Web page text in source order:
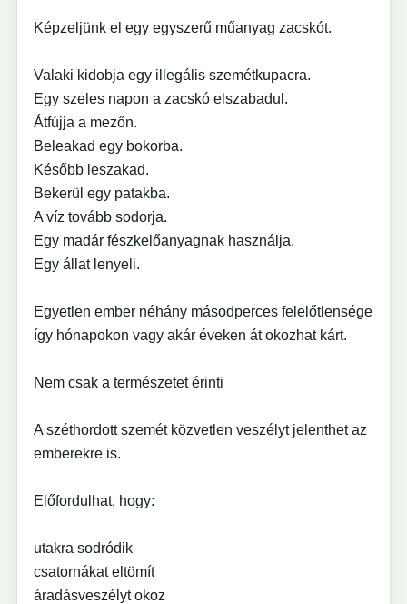
Képzeljünk el egy egyszerű műanyag zacskót.
Valaki kidobja egy illegális szemétkupacra.
Egy szeles napon a zacskó elszabadul.
Átfújja a mezőn.
Beleakad egy bokorba.
Később leszakad.
Bekerül egy patakba.
A víz tovább sodorja.
Egy madár fészkelőanyagnak használja.
Egy állat lenyeli.
Egyetlen ember néhány másodperces felelőtlensége
így hónapokon vagy akár éveken át okozhat kárt.
Nem csak a természetet érinti
A széthordott szemét közvetlen veszélyt jelenthet az
emberekre is.
Előfordulhat, hogy:
utakra sodródik
csatornákat eltömít
áradásveszélyt okoz